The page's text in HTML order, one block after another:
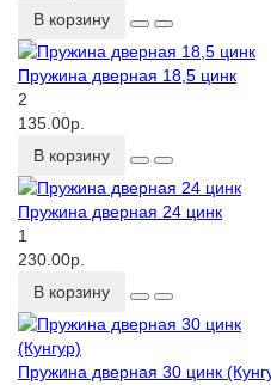
В корзину
Пружина дверная 18,5 цинк
2
135.00р.
В корзину
Пружина дверная 24 цинк
1
230.00р.
В корзину
Пружина дверная 30 цинк